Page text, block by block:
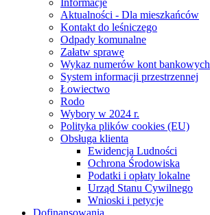
Informacje
Aktualności - Dla mieszkańców
Kontakt do leśniczego
Odpady komunalne
Załatw sprawę
Wykaz numerów kont bankowych
System informacji przestrzennej
Łowiectwo
Rodo
Wybory w 2024 r.
Polityka plików cookies (EU)
Obsługa klienta
Ewidencja Ludności
Ochrona Środowiska
Podatki i opłaty lokalne
Urząd Stanu Cywilnego
Wnioski i petycje
Dofinansowania